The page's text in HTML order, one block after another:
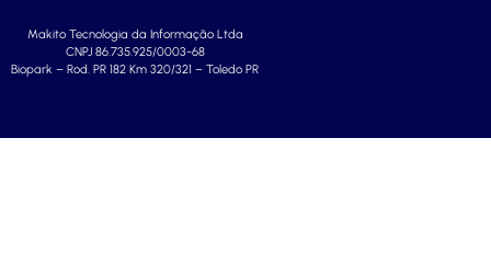
Makito Tecnologia da Informação Ltda
CNPJ 86.735.925/0003-68
Biopark – Rod. PR 182 Km 320/321 – Toledo PR